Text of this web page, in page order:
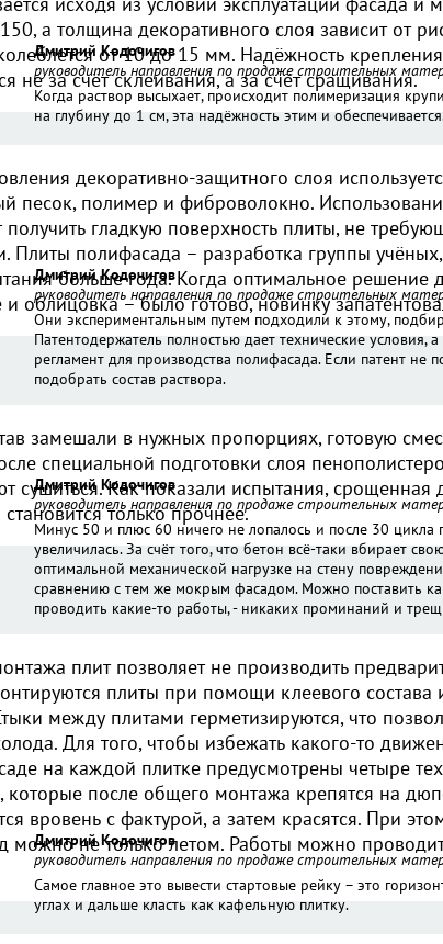
а толщина декоративного слоя зависит от
от 10 до 15 мм. Надёжность
не за счёт склеивания, а за счёт сращивания.
Дмитрий Кодочигов
руководитель направления по продаже строительных
Когда раствор высыхает, происходит полимеризация
на глубину до 1 см, эта надёжность этим и
декоративно-защитного слоя
песок, полимер и фиброволокно.
получить гладкую поверхность плиты, не
Плиты полифасада – разработка группы
больше года. Когда оптимальное решение
и облицовка – было готово, новинку
Дмитрий Кодочигов
руководитель направления по продаже строительных
Они экспериментальным путем подходили к этому,
Патентодержатель полностью дает технические условия,
регламент для производства полифасада. Если патент не
подобрать состав раствора.
замешали в нужных пропорциях, готовую
специальной подготовки слоя
сушиться. Как показали испытания, срощенная
только прочнее.
Дмитрий Кодочигов
руководитель направления по продаже строительных
Минус 50 и плюс 60 ничего не лопалось и после 30 цикла
увеличилась. За счёт того, что бетон всё-таки вбирает
оптимальной механической нагрузке на стену
сравнению с тем же мокрым фасадом. Можно поставить
проводить какие-то работы, - никаких проминаний и
плит позволяет не производить
плиты при помощи клеевого состава
между плитами герметизируются, что
Для того, чтобы избежать какого-то
на каждой плитке предусмотрены четыре
которые после общего монтажа крепятся на
вровень с фактурой, а затем красятся. При
можно не только летом. Работы можно
Дмитрий Кодочигов
руководитель направления по продаже строительных
Самое главное это вывести стартовые рейку – это
углах и дальше класть как кафельную плитку.